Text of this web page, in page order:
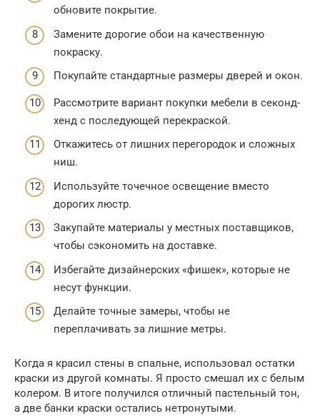
обновите покрытие.
Замените дорогие обои на качественную
покраску.
Покупайте стандартные размеры дверей и окон.
Рассмотрите вариант покупки мебели в секонд-
хенд с последующей перекраской.
Откажитесь от лишних перегородок и сложных
ниш.
Используйте точечное освещение вместо
дорогих люстр.
Закупайте материалы у местных поставщиков,
чтобы сэкономить на доставке.
Избегайте дизайнерских «фишек», которые не
несут функции.
Делайте точные замеры, чтобы не
переплачивать за лишние метры.
Когда я красил стены в спальне, использовал остатки
краски из другой комнаты. Я просто смешал их с белым
колером. В итоге получился отличный пастельный тон,
а две банки краски остались нетронутыми.